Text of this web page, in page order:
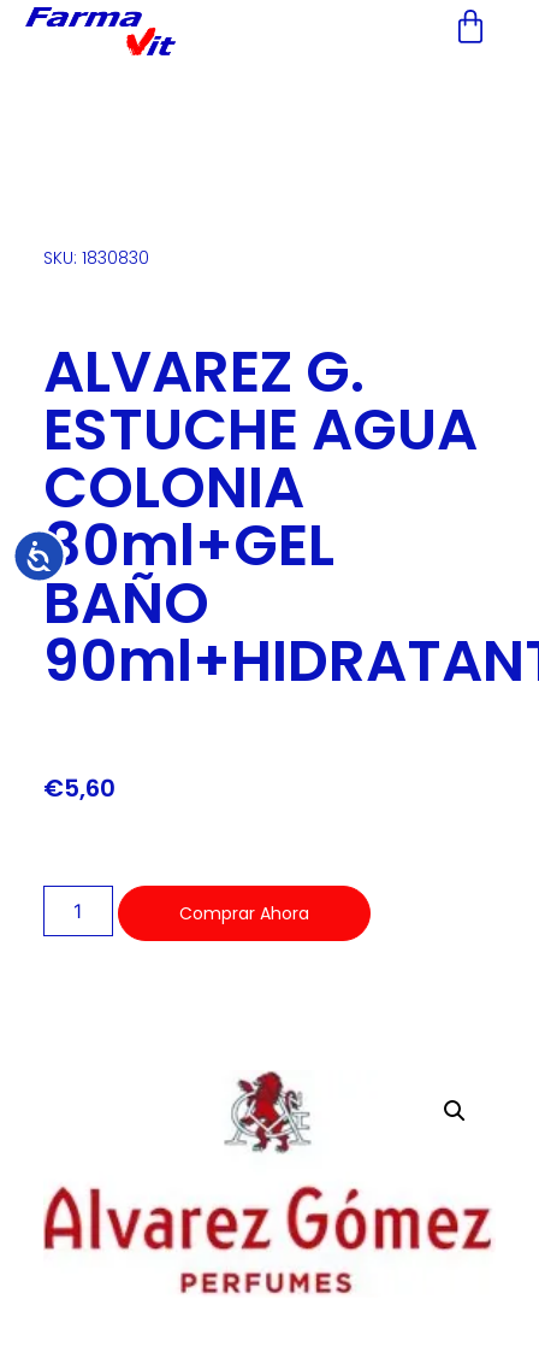
Nota:
accesibilidad.
Accesibilidad
SKU: 1830830
ALVAREZ G.
ESTUCHE AGUA
COLONIA
80ml+GEL
BAÑO
€5,60
Comprar Ahora